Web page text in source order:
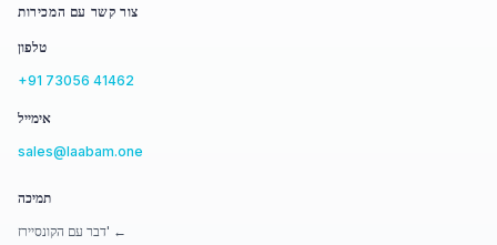
צור קשר עם המכירות
טלפון
+91 73056 41462
אימייל
sales@laabam.one
תמיכה
דבר עם הקונסיירז' ←